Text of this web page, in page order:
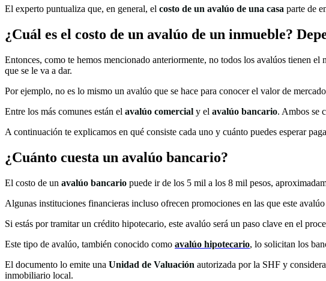
El experto puntualiza que, en general, el costo de un avalúo de una casa parte de
¿Cuál es el costo de un avalúo de un inmueble?
Entonces, como te hemos mencionado anteriormente, no todos los avalúos tienen
que se le va a dar.
Por ejemplo, no es lo mismo un avalúo que se hace para conocer el valor de
Entre los más comunes están el avalúo comercial y el avalúo bancario. Ambos se
A continuación te explicamos en qué consiste cada uno y cuánto puedes esperar
¿Cuánto cuesta un avalúo bancario​?
El costo de un avalúo bancario puede ir de los 5 mil a los 8 mil pesos,
Algunas instituciones financieras incluso ofrecen promociones en las que este
Si estás por tramitar un crédito hipotecario, este avalúo será un paso clave en el
Este tipo de avalúo, también conocido como avalúo hipotecario, lo solicitan los
El documento lo emite una Unidad de Valuación autorizada por la SHF y
inmobiliario local.